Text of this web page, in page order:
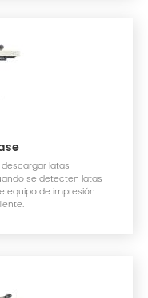
latas
se detecten latas
equipo de impresión